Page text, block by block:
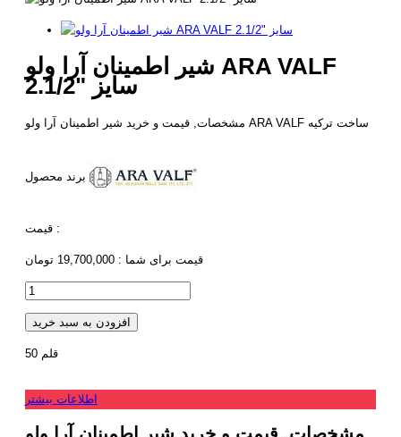
شیر اطمینان آرا ولو ARA VALF
سایز "2.1/2
مشخصات, قیمت و خرید شیر اطمینان آرا ولو ARA VALF ساخت ترکیه
قیمت :
قیمت برای شما : 19,700,000 تومان
افزودن به سبد خرید
50 قلم
اطلاعات بیشتر